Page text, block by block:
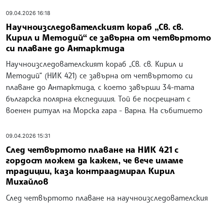
09.04.2026 16:18
Научноизследователският кораб „Св. св.
Кирил и Методий“ се завърна от четвъртото
си плаване до Антарктида
Научноизследователският кораб „Св. св. Кирил и
Методий“ (НИК 421) се завърна от четвъртото си
плаване до Антарктида, с което завърши 34-тата
българска полярна експедиция. Той бе посрещнат с
военен ритуал на Морска гара - Варна. На събитието
09.04.2026 15:31
След четвъртото плаване на НИК 421 с
гордост можем да кажем, че вече имаме
традиции, каза контраадмирал Кирил
Михайлов
След четвъртото плаване на научноизследователския